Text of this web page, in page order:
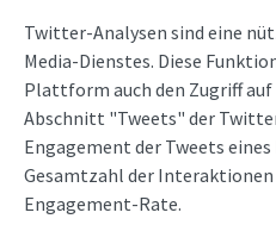
Twitter-Analysen sind eine
Media-Dienstes. Diese
Plattform auch den Zugriff
Abschnitt "Tweets" der
Engagement der Tweets
Gesamtzahl der Interaktionen
Engagement-Rate.